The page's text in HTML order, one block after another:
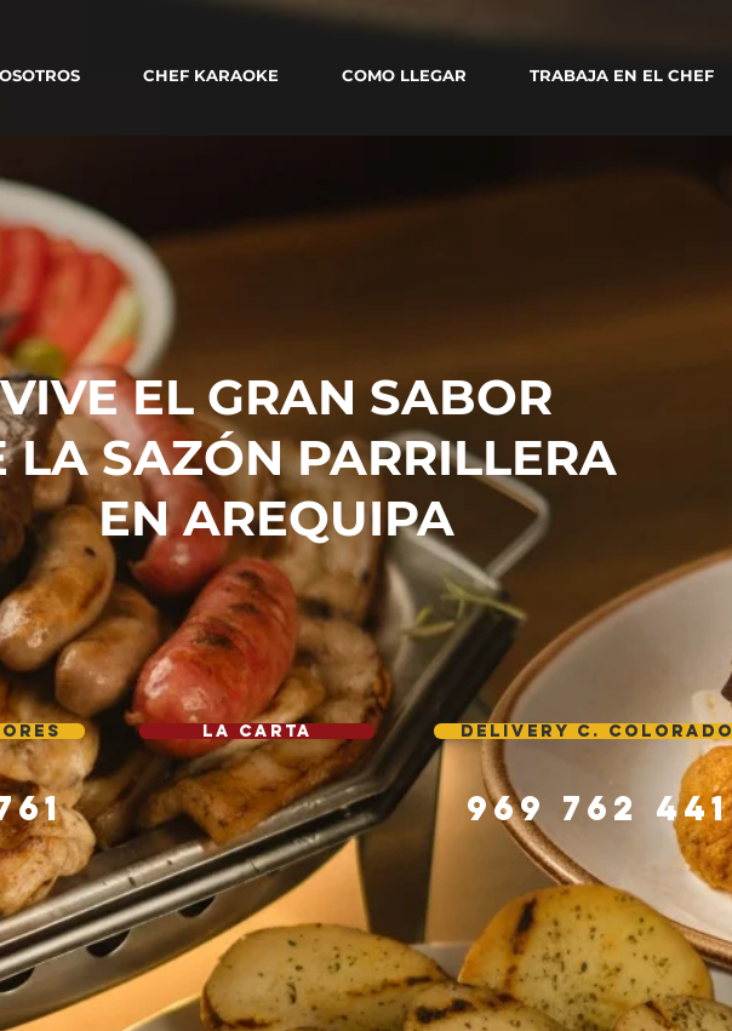
CHEF KARAOKE COMO LLEGAR TRABAJA EN EL CHEF
VIVE EL GRAN SABOR
LA SAZÓN PARRILLERA
EN AREQUIPA
la carta DELIVERY C. COLORADO
969 762 441